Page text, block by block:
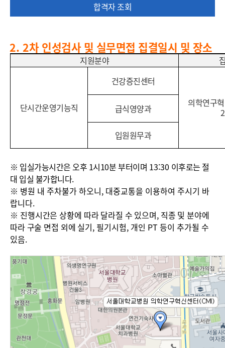
합격자 조회
2. 2차 인성검사 및 실무면접 집결일시 및 장소
지원분야
단시간운영기능직
건강증진센터
의학연구
급식영양과
입원원무과
※ 입실가능시간은 오후 1시10분 부터이며 13:30 이후로는 절
대 입실 불가합니다.
※ 병원 내 주차불가 하오니, 대중교통을 이용하여 주시기 바
랍니다.
※ 진행시간은 상황에 따라 달라질 수 있으며, 직종 및 분야에
따라 구술 면접 외에 실기, 필기시험, 개인 PT등이 추가될 수
있음.